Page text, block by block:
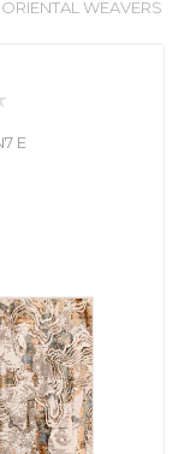
WEAVERS
E